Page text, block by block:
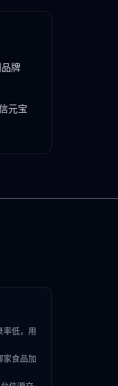
牌
元宝
率低，用
家食品加